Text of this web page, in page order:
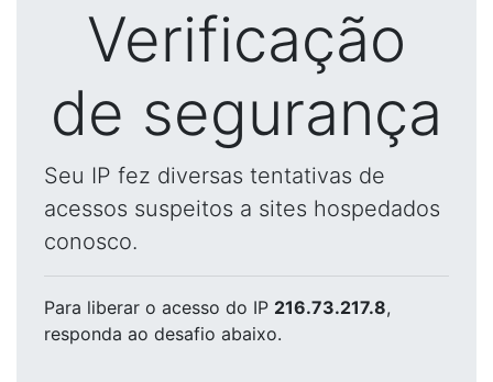
Verificação
de segurança
Seu IP fez diversas tentativas de
acessos suspeitos a sites hospedados
conosco.
Para liberar o acesso do IP 216.73.217.8,
responda ao desafio abaixo.